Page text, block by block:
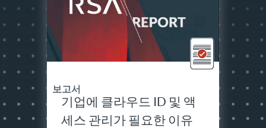
보고서
기업에 클라우드 ID 및 액
세스 관리가 필요한 이유